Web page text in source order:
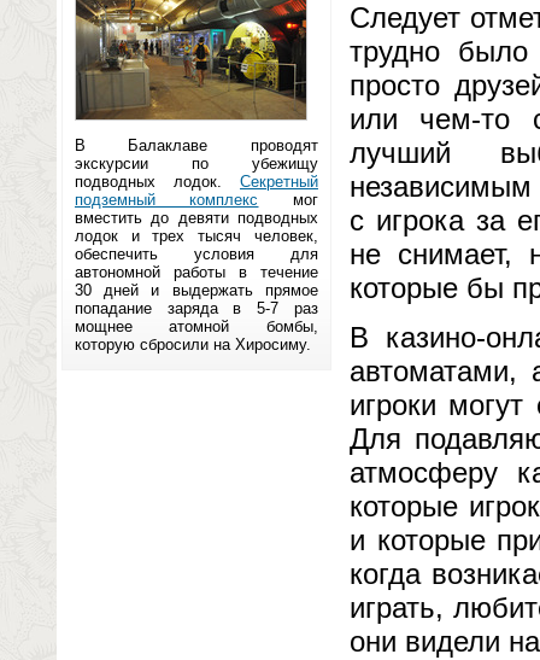
В Балаклаве проводят
экскурсии по убежищу
подводных лодок. Секретный
подземный комплекс мог
вместить до девяти подводных
лодок и трех тысяч человек,
обеспечить условия для
автономной работы в течение
30 дней и выдержать прямое
попадание заряда в 5-7 раз
мощнее атомной бомбы,
которую сбросили на Хиросиму.
Следует
трудно было
просто
или чем-то
лучший
независимым
с игрока за
не снимает,
которые бы
В казино-
автоматами,
игроки
Для
атмосферу
которые
и которые
когда
играть,
они видели